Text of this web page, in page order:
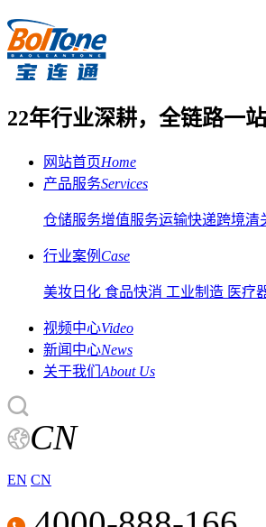
22年行业深耕，全链路一
网站首页Home
产品服务Services
仓储服务增值服务运输快递跨境清
行业案例 Case
美妆日化 食品快消 工业制造 医疗
视频中心Video
新闻中心News
关于我们 About Us
CN
EN CN